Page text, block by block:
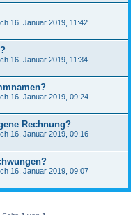
16. Januar 2019, 11:42
16. Januar 2019, 11:34
16. Januar 2019, 09:24
Rechnung?
16. Januar 2019, 09:16
16. Januar 2019, 09:07